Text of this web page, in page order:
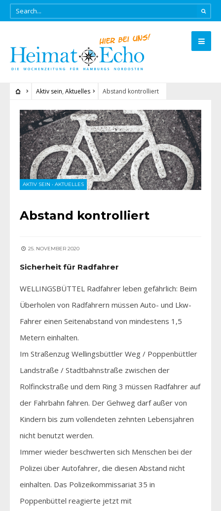
Aktiv sein, Aktuelles Abstand kontrolliert
AKTIV SEIN • AKTUELLES
Abstand kontrolliert
25. NOVEMBER 2020
Sicherheit für Radfahrer
WELLINGSBÜTTEL Radfahrer leben gefährlich: Beim
Überholen von Radfahrern müssen Auto- und Lkw-
Fahrer einen Seitenabstand von mindestens 1,5
Metern einhalten.
Im Straßenzug Wellingsbüttler Weg / Poppenbüttler
Landstraße / Stadtbahnstraße zwischen der
Rolfinckstraße und dem Ring 3 müssen Radfahrer auf
der Fahrbahn fahren. Der Gehweg darf außer von
Kindern bis zum vollendeten zehnten Lebensjahren
nicht benutzt werden.
Immer wieder beschwerten sich Menschen bei der
Polizei über Autofahrer, die diesen Abstand nicht
einhalten. Das Polizeikommissariat 35 in
Poppenbüttel reagierte jetzt mit